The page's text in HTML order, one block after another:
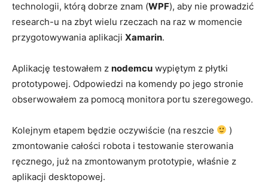
technologii, którą dobrze znam (WPF), aby nie prowadzić
research-u na zbyt wielu rzeczach na raz w momencie
przygotowywania aplikacji Xamarin.
Aplikację testowałem z nodemcu wypiętym z płytki
prototypowej. Odpowiedzi na komendy po jego stronie
obserwowałem za pomocą monitora portu szeregowego.
Kolejnym etapem będzie oczywiście (na reszcie
)
zmontowanie całości robota i testowanie sterowania
ręcznego, już na zmontowanym prototypie, właśnie z
aplikacji desktopowej.